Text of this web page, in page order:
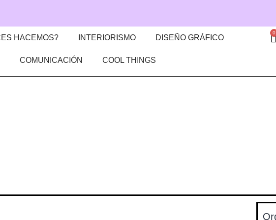
HACEMOS? INTERIORISMO DISEÑO GRÁFICO
COMUNICACIÓN COOL THINGS
0